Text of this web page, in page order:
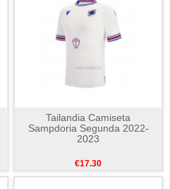
Tailandia Camiseta
Sampdoria Segunda 2022-
2023
€17.30